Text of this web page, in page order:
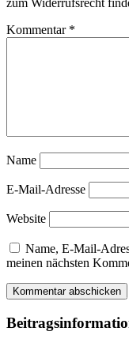
zum Widerrufsrecht
Kommentar *
Name
E-Mail-Adresse
Website
Name, E-Mail-
meinen nächsten